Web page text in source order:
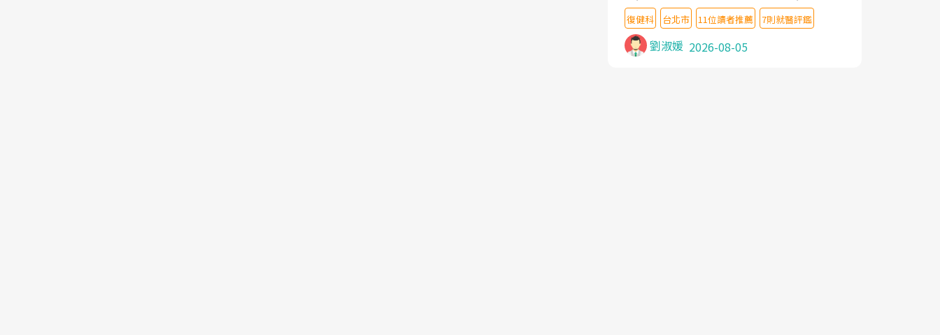
教授,做了各種檢查,也嘗試過西醫打針,中醫
針灸及物理徒手治療都沒有用,後來連吃到嗎
啡類止痛藥都效果有限,只是壓症狀,沒多久就
痛起來,多年失眠嚴重影響生活品質. 台灣親
復健科 台北市 11位讀者推薦 7則就醫評鑑
劉淑媛 2026-08-05